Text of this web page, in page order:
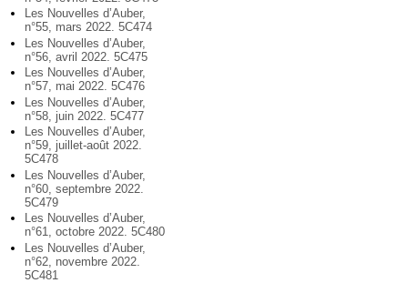
Les Nouvelles d’Auber,
n°55, mars 2022. 5C474
Les Nouvelles d’Auber,
n°56, avril 2022. 5C475
Les Nouvelles d’Auber,
n°57, mai 2022. 5C476
Les Nouvelles d’Auber,
n°58, juin 2022. 5C477
Les Nouvelles d’Auber,
n°59, juillet-août 2022.
5C478
Les Nouvelles d’Auber,
n°60, septembre 2022.
5C479
Les Nouvelles d’Auber,
n°61, octobre 2022. 5C480
Les Nouvelles d’Auber,
n°62, novembre 2022.
5C481